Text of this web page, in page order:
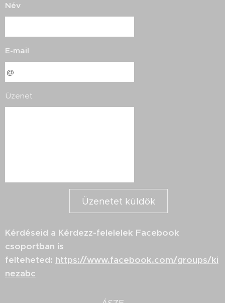
Név
E-mail
Üzenet
Üzenetet küldök
Kérdéseid a Kérdezz-felelelek Facebook
csoportban is
felteheted: https://www.facebook.com/groups/ki
nezabc